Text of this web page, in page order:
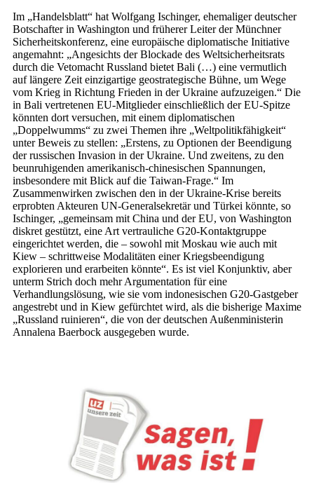
Im „Handelsblatt“ hat Wolfgang Ischinger, ehemaliger deutscher
Botschafter in Washington und früherer Leiter der Münchner
Sicherheitskonferenz, eine europäische diplomatische Initiative
angemahnt: „Angesichts der Blockade des Weltsicherheitsrats
durch die Vetomacht Russland bietet Bali (…) eine vermutlich
auf längere Zeit einzigartige geostrategische Bühne, um Wege
vom Krieg in Richtung Frieden in der Ukraine aufzuzeigen.“ Die
in Bali vertretenen EU-Mitglieder einschließlich der EU-Spitze
könnten dort versuchen, mit einem diplomatischen
„Doppelwumms“ zu zwei Themen ihre „Weltpolitikfähigkeit“
unter Beweis zu stellen: „Erstens, zu Optionen der Beendigung
der russischen Invasion in der Ukraine. Und zweitens, zu den
beunruhigenden amerikanisch-chinesischen Spannungen,
insbesondere mit Blick auf die Taiwan-Frage.“ Im
Zusammenwirken zwischen den in der Ukraine-Krise bereits
erprobten Akteuren UN-Generalsekretär und Türkei könnte, so
Ischinger, „gemeinsam mit China und der EU, von Washington
diskret gestützt, eine Art vertrauliche G20-Kontaktgruppe
eingerichtet werden, die – sowohl mit Moskau wie auch mit
Kiew – schrittweise Modalitäten einer Kriegsbeendigung
explorieren und erarbeiten könnte“. Es ist viel Konjunktiv, aber
unterm Strich doch mehr Argumentation für eine
Verhandlungslösung, wie sie vom indonesischen G20-Gastgeber
angestrebt und in Kiew gefürchtet wird, als die bisherige Maxime
„Russland ruinieren“, die von der deutschen Außenministerin
Annalena Baerbock ausgegeben wurde.